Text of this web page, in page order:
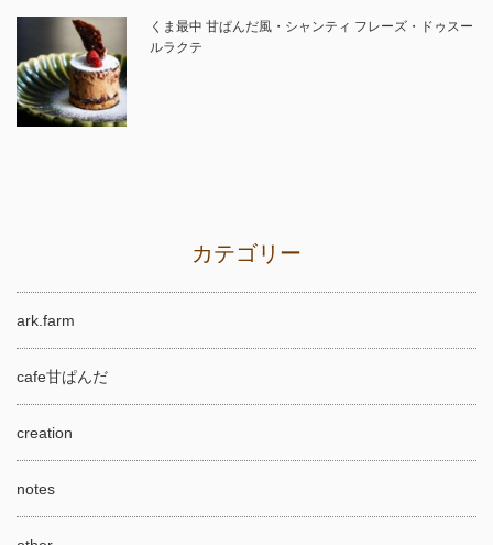
くま最中 甘ぱんだ風・シャンティ フレーズ・ドゥスー
ルラクテ
カテゴリー
ark.farm
cafe甘ぱんだ
creation
notes